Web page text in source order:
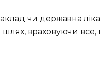
чи державна
шлях, враховуючи